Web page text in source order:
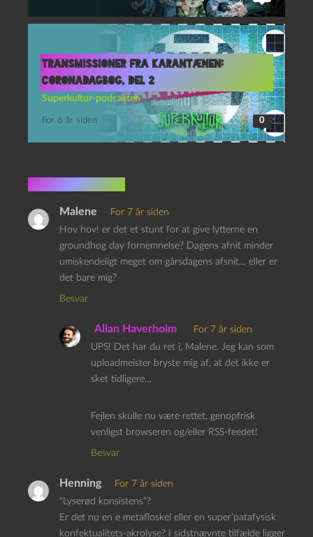
Transmissioner fra Karantænen:
Coronadagbog, del 2
Superkultur-podcasten
For 6 år siden 0
7 kommentarer
Malene
For 7 år siden
Hov hov! er det et stunt for at give lytterne en
groundhog day fornemnelse? Dagens afnit minder
umiskendeligt meget om gårsdagens afsnit… eller er
det bare mig?
Besvar
Allan Haverholm
For 7 år siden
UPS! Det har du ret i, Malene. Jeg kan som
uploadmeister bryste mig af, at det ikke er
sket tidligere…
Fejlen skulle nu være rettet, genopfrisk
venligst browseren og/eller RSS-feedet!
Besvar
Henning
For 7 år siden
“Lyserød konsistens”?
Er det nu en e metafloskel eller en super’patafysisk
konfektualitets-akrolyse? I sidstnævnte tilfælde ligger